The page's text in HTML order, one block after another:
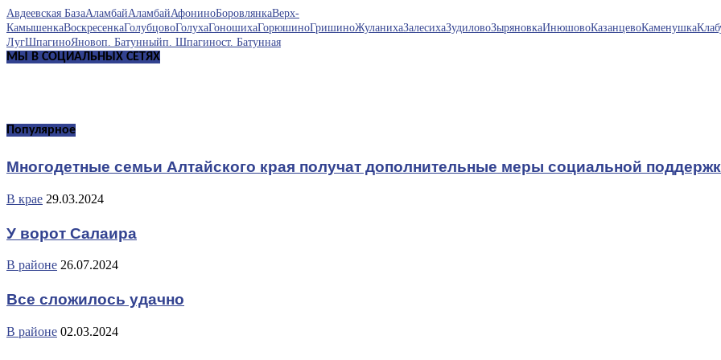
Авдеевская БазаАламбайАламбайАфониноБоровлянкаВерх-
КамышенкаВоскресенкаГолубцовоГолухаГоношихаГорюшиноГришиноЖуланихаЗалесихаЗудиловоЗыряновкаИнюшовоКазанцевоКаменушка
ЛугШпагиноЯновоп. Батунныйп. Шпагиност. Батунная
МЫ В СОЦИАЛЬНЫХ СЕТЯХ
Популярное
Многодетные семьи Алтайского края получат дополнительные меры социальной
В крае 29.03.2024
У ворот Салаира
В районе 26.07.2024
Все сложилось удачно
В районе 02.03.2024